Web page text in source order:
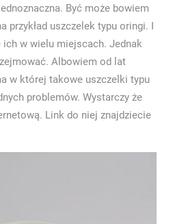
Być może bowiem
przykład uszczelek typu oringi. I
w wielu miejscach. Jednak
Albowiem od lat
w której takowe uszczelki typu
problemów. Wystarczy że
Link do niej znajdziecie